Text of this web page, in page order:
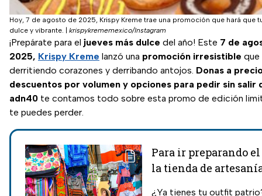
Hoy, 7 de agosto de 2025, Krispy Kreme trae una promoción que hará que
dulce y vibrante.
krispykrememexico/Instagram
¡Prepárate para el jueves más dulce del año! Este 7 de
2025, Krispy Kreme lanzó una promoción irresistible que
derritiendo corazones y derribando antojos. Donas a
descuentos por volumen y opciones para pedir sin salir
adn40 te contamos todo sobre esta promo de edición
te puedes perder.
Para ir preparando
la tienda de
¿Ya tienes tu outfit